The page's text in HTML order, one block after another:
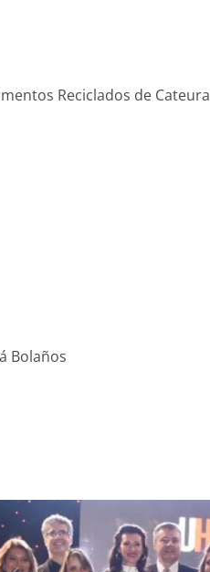
Reciclados de Cateura
Bolaños